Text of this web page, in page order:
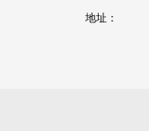
地址：